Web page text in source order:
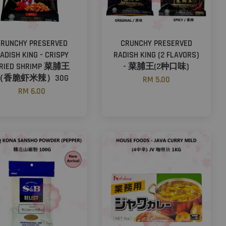
PRESERVED
KING - CRISPY
SHRIMP 菜脯王
香脆虾米辣）30G
RM 6.00
CRUNCHY PRESERVED
RADISH KING (2 FLAVORS)
- 菜脯王(2种口味)
RM 5.00